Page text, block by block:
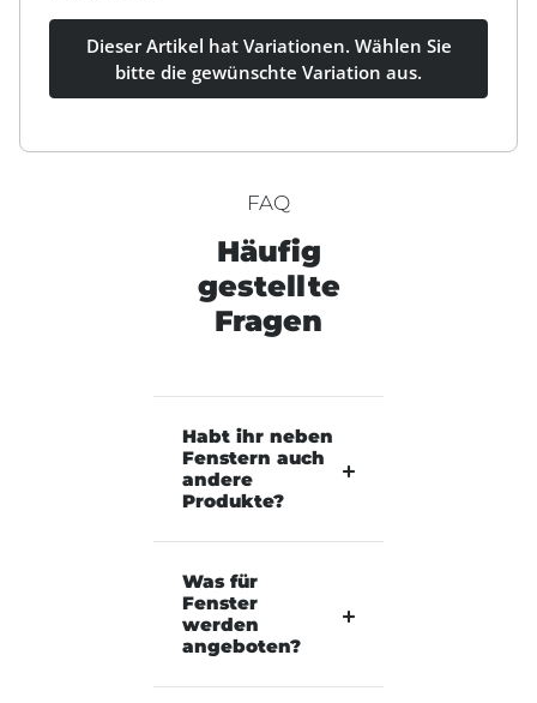
Dieser Artikel hat Variationen. Wählen Sie
bitte die gewünschte Variation aus.
FAQ
Häufig
gestellte
Fragen
Habt ihr neben
Fenstern auch
andere
Produkte?
Was für
Fenster
werden
angeboten?